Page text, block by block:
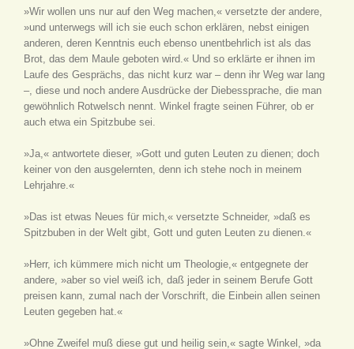
»Wir wollen uns nur auf den Weg machen,« versetzte der andere,
»und unterwegs will ich sie euch schon erklären, nebst einigen
anderen, deren Kenntnis euch ebenso unentbehrlich ist als das
Brot, das dem Maule geboten wird.« Und so erklärte er ihnen im
Laufe des Gesprächs, das nicht kurz war – denn ihr Weg war lang
–, diese und noch andere Ausdrücke der Diebessprache, die man
gewöhnlich Rotwelsch nennt. Winkel fragte seinen Führer, ob er
auch etwa ein Spitzbube sei.
»Ja,« antwortete dieser, »Gott und guten Leuten zu dienen; doch
keiner von den ausgelernten, denn ich stehe noch in meinem
Lehrjahre.«
»Das ist etwas Neues für mich,« versetzte Schneider, »daß es
Spitzbuben in der Welt gibt, Gott und guten Leuten zu dienen.«
»Herr, ich kümmere mich nicht um Theologie,« entgegnete der
andere, »aber so viel weiß ich, daß jeder in seinem Berufe Gott
preisen kann, zumal nach der Vorschrift, die Einbein allen seinen
Leuten gegeben hat.«
»Ohne Zweifel muß diese gut und heilig sein,« sagte Winkel, »da